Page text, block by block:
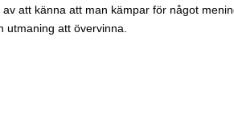
att känna att man kämpar för något
att övervinna.